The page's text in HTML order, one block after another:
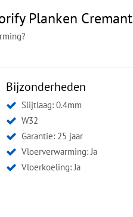
Planken Cremant
Bijzonderheden
Slijtlaag: 0.4mm
W32
Garantie: 25 jaar
Vloerverwarming: Ja
Vloerkoeling: Ja